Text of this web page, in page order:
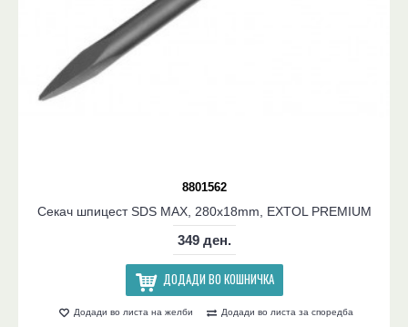
8801562
Секач шпицест SDS MAX, 280x18mm, EXTOL PREMIUM
349 ден.
ДОДАДИ ВО КОШНИЧКА
Додади во листа на желби Додади во листа за споредба